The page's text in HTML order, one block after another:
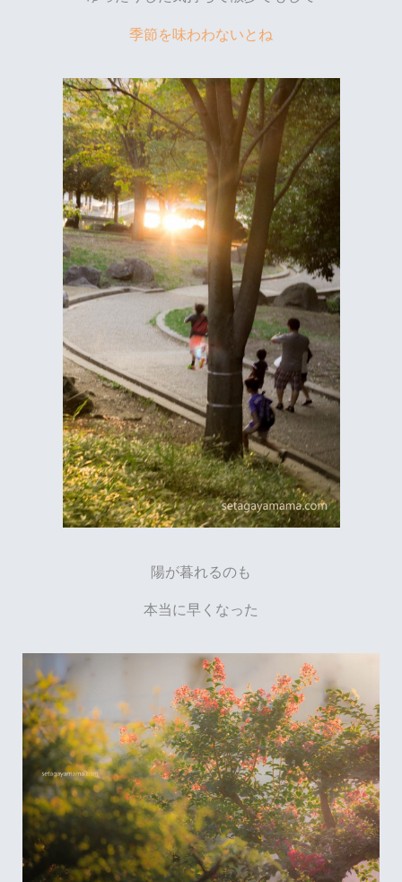
季節を味わわないとね
陽が暮れるのも
本当に早くなった